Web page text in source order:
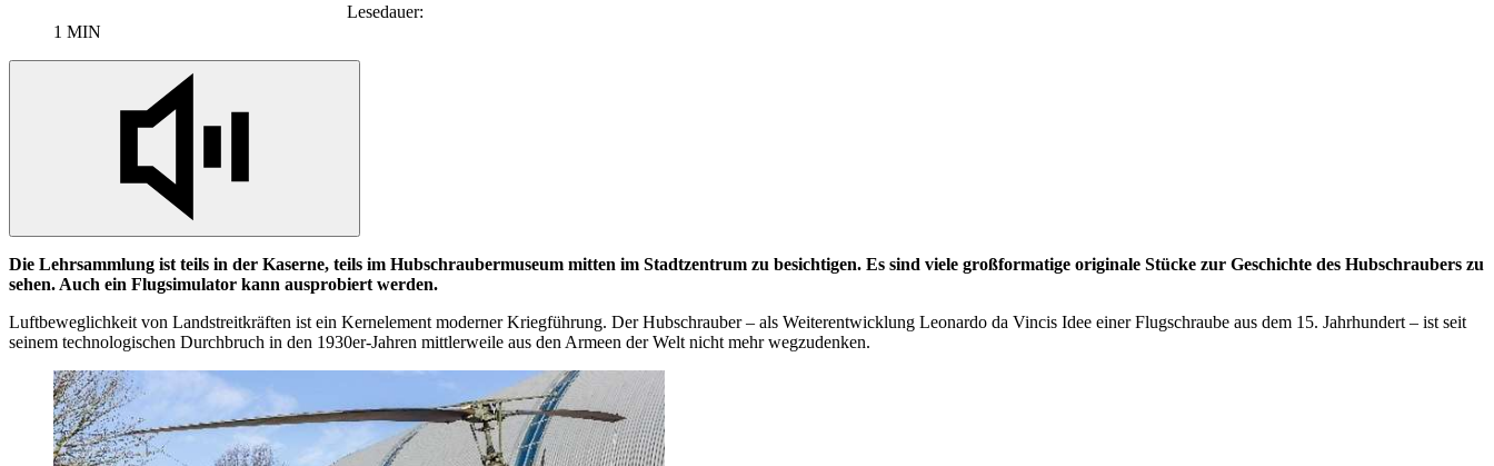
Lesedauer:
1 MIN
Die Lehrsammlung ist teils in der Kaserne, teils im Hubschraubermuseum mitten im Stadtzentrum zu besichtigen. Es sind viele großformatige originale Stücke zur Geschichte des Hubschraubers zu
sehen. Auch ein Flugsimulator kann ausprobiert werden.
Luftbeweglichkeit von Landstreitkräften ist ein Kernelement moderner Kriegführung. Der Hubschrauber – als Weiterentwicklung Leonardo da Vincis Idee einer Flugschraube aus dem 15. Jahrhundert – ist seit
seinem technologischen Durchbruch in den 1930er-Jahren mittlerweile aus den Armeen der Welt nicht mehr wegzudenken.